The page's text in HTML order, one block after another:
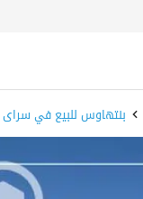
بنتهاوس للبيع في سراى